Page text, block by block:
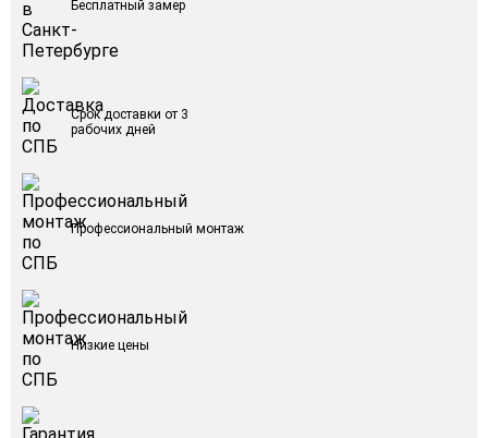
Бесплатный замер
Срок доставки от 3
рабочих дней
Профессиональный монтаж
Низкие цены